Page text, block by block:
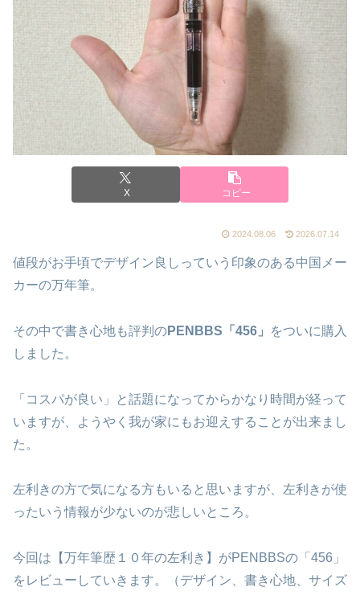
X コピー
2024.08.06 2026.07.14
値段がお手頃でデザイン良しっていう印象のある中国メー
カーの万年筆。
その中で書き心地も評判のPENBBS「456」
をついに購入
しました。
「コスパが良い」と話題になってからかなり時間が経って
いますが、ようやく我が家にもお迎えすることが出来まし
た。
左利きの方で気になる方もいると思いますが、左利きが使
ったいう情報が少ないのが悲しいところ。
今回は【万年筆歴１０年の左利き】がPENBBSの「456」
をレビューしていきます。（デザイン、書き心地、サイズ